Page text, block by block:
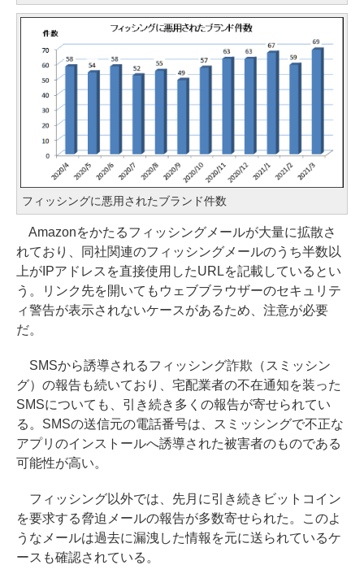
フィッシングに悪用されたブランド件数
Amazonをかたるフィッシングメールが大量に拡散さ
れており、同社関連のフィッシングメールのうち半数以
上がIPアドレスを直接使用したURLを記載しているとい
う。リンク先を開いてもウェブブラウザーのセキュリテ
ィ警告が表示されないケースがあるため、注意が必要
だ。
SMSから誘導されるフィッシング詐欺（スミッシン
グ）の報告も続いており、宅配業者の不在通知を装った
SMSについても、引き続き多くの報告が寄せられてい
る。SMSの送信元の電話番号は、スミッシングで不正な
アプリのインストールへ誘導された被害者のものである
可能性が高い。
フィッシング以外では、先月に引き続きビットコイン
を要求する脅迫メールの報告が多数寄せられた。このよ
うなメールは過去に漏洩した情報を元に送られているケ
ースも確認されている。